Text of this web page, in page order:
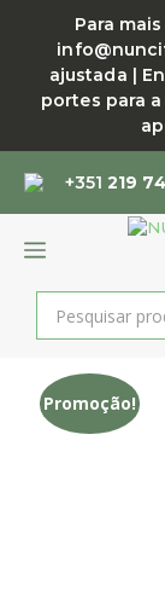
conteúdo
Para
ajustada |
portes para
+351219
MENU
Products
search
Promoção!